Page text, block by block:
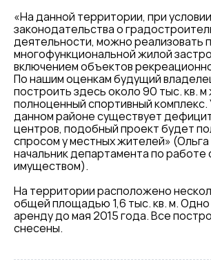
«На данной территории, при
законодательства о
деятельности, можно реализовать
многофункциональной жилой
включением объектов
По нашим оценкам будущий
построить здесь около 90 тыс. кв. м
полноценный спортивный комплекс.
данном районе существует
центров, подобный проект будет
спросом у местных жителей»
начальник департамента по работе
имуществом).
На территории расположено
общей площадью 1,6 тыс. кв. м. Одно
аренду до мая 2015 года. Все
снесены.